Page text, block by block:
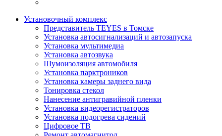
Установочный комплекс
Представитель TEYES в Томске
Установка автосигнализаций и автозапуска
Установка мультимедиа
Установка автозвука
Шумоизоляция автомобиля
Установка парктроников
Установка камеры заднего вида
Тонировка стекол
Нанесение антигравийной пленки
Установка видеорегистраторов
Установка подогрева сидений
Цифровое ТВ